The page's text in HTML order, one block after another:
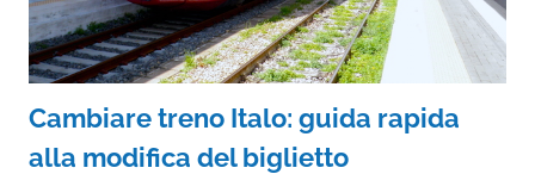
Cambiare treno Italo: guida rapida
alla modifica del biglietto